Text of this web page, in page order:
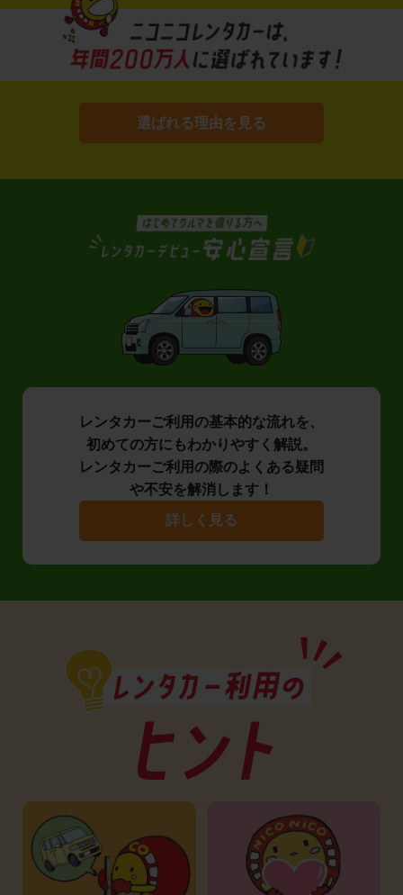
選ばれる理由を見る
レンタカーご利用の基本的な流れを、
初めての方にもわかりやすく解説。
レンタカーご利用の際のよくある疑問
や不安を解消します！
詳しく見る